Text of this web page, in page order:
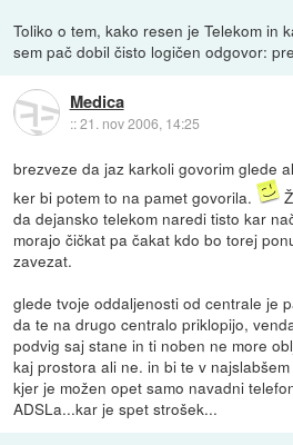
Toliko o tem, kako resen je Telekom in
sem pač dobil čisto logičen odgovor:
Medica
::21. nov 2006, 14:25
brezveze da jaz karkoli govorim glede
ker bi potem to na pamet govorila.
da dejansko telekom naredi tisto kar
morajo čičkat pa čakat kdo bo torej
zavezat.
glede tvoje oddaljenosti od centrale je
da te na drugo centralo priklopijo,
podvig saj stane in ti noben ne more
kaj prostora ali ne. in bi te v
kjer je možen opet samo navadni
ADSLa...kar je spet strošek...